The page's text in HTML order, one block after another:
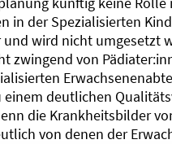
in der Spezialisierten
wird nicht umgesetzt
zwingend von
deutlichen
die Krankheitsbilder
von denen der